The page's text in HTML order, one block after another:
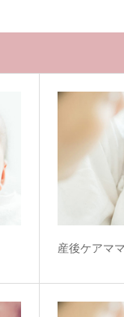
産後ケアマ